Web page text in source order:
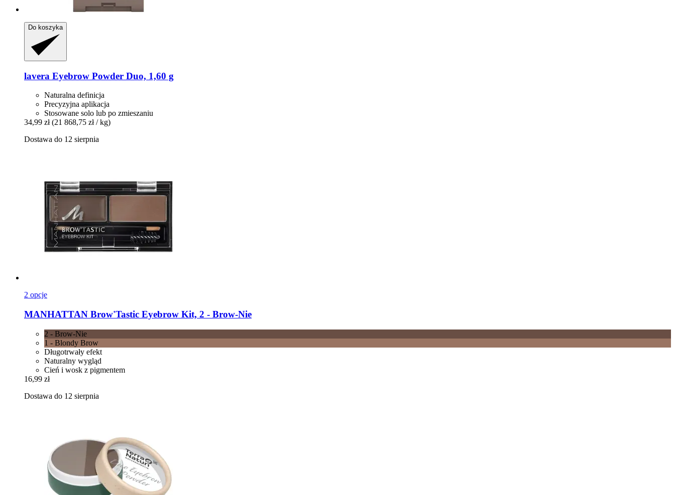
Do koszyka
lavera Eyebrow Powder Duo, 1,60 g
Naturalna definicja
Precyzyjna aplikacja
Stosowane solo lub po zmieszaniu
34,99 zł (21 868,75 zł / kg)
Dostawa do 12 sierpnia
2 opcje
MANHATTAN Brow'Tastic Eyebrow Kit, 2 -​ Brow-​Nie
2 - Brow-Nie
1 - Blondy Brow
Długotrwały efekt
Naturalny wygląd
Cień i wosk z pigmentem
16,99 zł
Dostawa do 12 sierpnia